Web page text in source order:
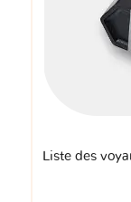
Liste des